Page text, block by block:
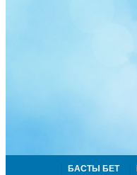
БАСТЫ БЕТ